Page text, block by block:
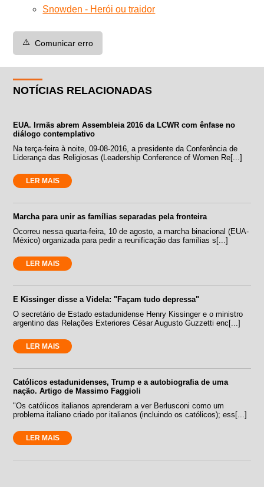
Snowden - Herói ou traidor
⚠️ Comunicar erro
NOTÍCIAS RELACIONADAS
EUA. Irmãs abrem Assembleia 2016 da LCWR com ênfase no
diálogo contemplativo
Na terça-feira à noite, 09-08-2016, a presidente da Conferência de
Liderança das Religiosas (Leadership Conference of Women Re[...]
LER MAIS
Marcha para unir as famílias separadas pela fronteira
Ocorreu nessa quarta-feira, 10 de agosto, a marcha binacional (EUA-
México) organizada para pedir a reunificação das famílias s[...]
LER MAIS
E Kissinger disse a Videla: "Façam tudo depressa"
O secretário de Estado estadunidense Henry Kissinger e o ministro
argentino das Relações Exteriores César Augusto Guzzetti enc[...]
LER MAIS
Católicos estadunidenses, Trump e a autobiografia de uma
nação. Artigo de Massimo Faggioli
"Os católicos italianos aprenderam a ver Berlusconi como um
problema italiano criado por italianos (incluindo os católicos); ess[...]
LER MAIS